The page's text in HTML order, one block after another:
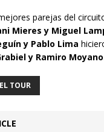
parejas del
Mieres y Miguel
y Pablo Lima
y Ramiro
TOUR